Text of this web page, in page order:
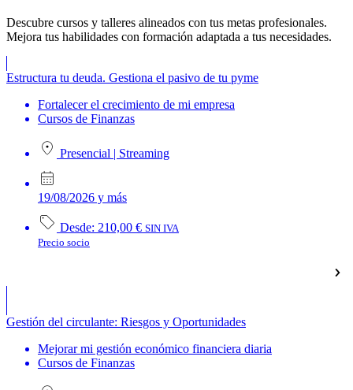
Descubre cursos y talleres alineados con tus metas profesionales.
Mejora tus habilidades con formación adaptada a tus necesidades.
Estructura tu deuda. Gestiona el pasivo de tu pyme
Fortalecer el crecimiento de mi empresa
Cursos de Finanzas
Presencial | Streaming
19/08/2026 y más
Desde: 210,00 € SIN IVA
Precio socio
Gestión del circulante: Riesgos y Oportunidades
Mejorar mi gestión económico financiera diaria
Cursos de Finanzas